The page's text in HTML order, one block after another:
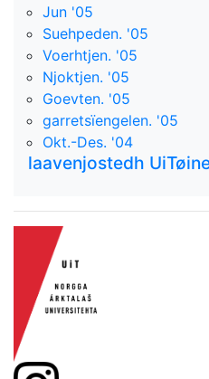
Jun '05
Suehpeden. '05
Voerhtjen. '05
Njoktjen. '05
Goevten. '05
garretsïengelen. '05
Okt.-Des. '04
laavenjostedh